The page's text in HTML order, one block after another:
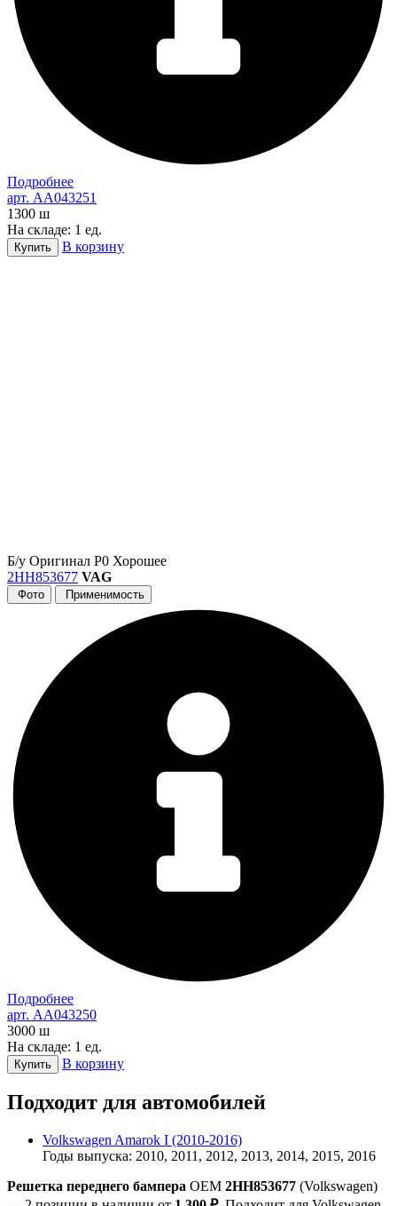
Подробнее
арт. AA043251
1300 ш
На складе: 1 ед.
Купить В корзину
Б/у Оригинал Р0 Хорошее
2HH853677 VAG
Фото Применимость
Подробнее
арт. AA043250
3000 ш
На складе: 1 ед.
Купить В корзину
Подходит для автомобилей
Volkswagen Amarok I (2010-2016)
Годы выпуска: 2010, 2011, 2012, 2013, 2014, 2015, 2016
Решетка переднего бампера OEM 2HH853677 (Volkswagen)